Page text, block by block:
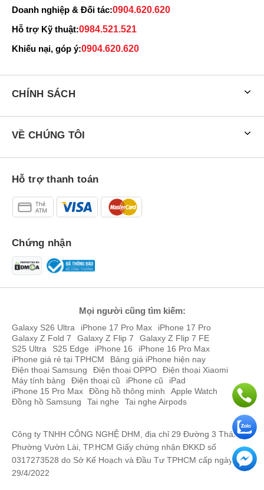
Doanh nghiệp & Đối tác:0904.620.620
Hỗ trợ Kỹ thuật:0984.521.521
Khiếu nại, góp ý:0904.620.620
CHÍNH SÁCH
VỀ CHÚNG TÔI
Hỗ trợ thanh toán
Chứng nhận
Mọi người cũng tìm kiếm:
Galaxy S26 Ultra iPhone 17 Pro Max
iPhone 17 Pro
Galaxy Z Fold 7
Galaxy Z Flip 7
Galaxy Z Flip 7 FE
S25 Ultra
S25 Edge iPhone 16
iPhone 16 Pro Max
iPhone giá rẻ tại TPHCM
Bảng giá iPhone hiện nay
Điện thoại Samsung
Điện thoại OPPO
Điện thoại Xiaomi
Máy tính bảng
Điện thoại cũ iPhone cũ
iPad
iPhone 15 Pro Max
Đồng hồ thông minh
Apple Watch
Đồng hồ Samsung
Tai nghe Tai nghe Airpods
Công ty TNHH CÔNG NGHỆ DHM, địa chỉ 29 Đường 3 Tháng 2,
Phường Vườn Lài, TP.HCM Giấy chứng nhận ĐKKD số
0317273528 do Sở Kế Hoạch và Đầu Tư TPHCM cấp ngày
29/4/2022